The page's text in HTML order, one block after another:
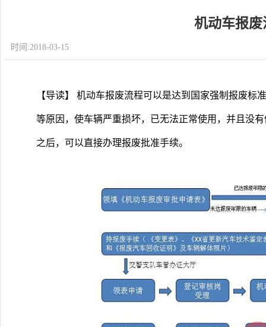
机动车报废
时间:2018-03-15
【导读】 机动车报废流程可以是达到国家强制报废标
等原因，使车辆严重损坏，已无法正常使用，并且没
之后，可以直接办理报废批准手续。